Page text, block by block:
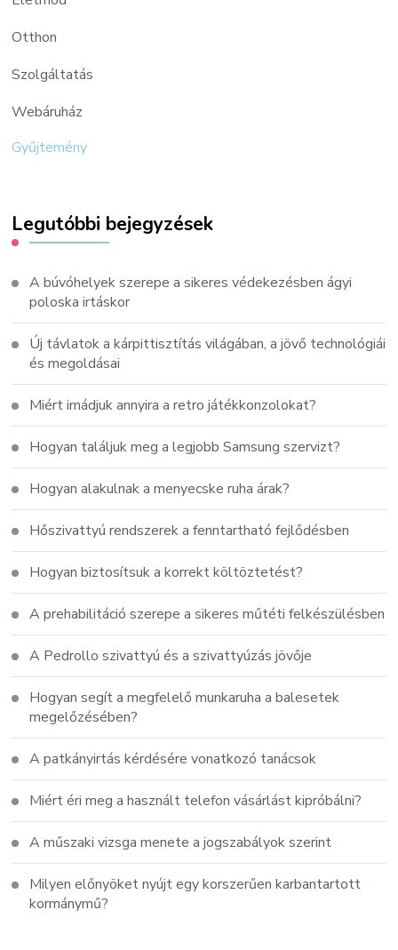
Otthon
Szolgáltatás
Webáruház
Gyűjtemény
Legutóbbi bejegyzések
A búvóhelyek szerepe a sikeres védekezésben ágyi
poloska irtáskor
Új távlatok a kárpittisztítás világában, a jövő technológiái
és megoldásai
Miért imádjuk annyira a retro játékkonzolokat?
Hogyan találjuk meg a legjobb Samsung szervizt?
Hogyan alakulnak a menyecske ruha árak?
Hőszivattyú rendszerek a fenntartható fejlődésben
Hogyan biztosítsuk a korrekt költöztetést?
A prehabilitáció szerepe a sikeres műtéti felkészülésben
A Pedrollo szivattyú és a szivattyúzás jövője
Hogyan segít a megfelelő munkaruha a balesetek
megelőzésében?
A patkányirtás kérdésére vonatkozó tanácsok
Miért éri meg a használt telefon vásárlást kipróbálni?
A műszaki vizsga menete a jogszabályok szerint
Milyen előnyöket nyújt egy korszerűen karbantartott
kormánymű?